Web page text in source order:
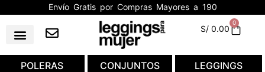
Envío Gratis por Compras Mayores a 190
S/0.00
0
POLERAS CONJUNTOS LEGGINGS